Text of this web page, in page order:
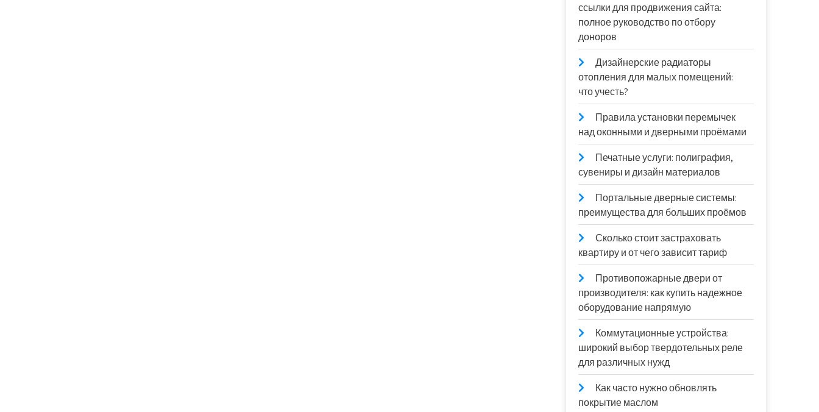
ссылки для продвижения сайта:
полное руководство по отбору
доноров
Дизайнерские радиаторы
отопления для малых помещений:
что учесть?
Правила установки перемычек
над оконными и дверными проёмами
Печатные услуги: полиграфия,
сувениры и дизайн материалов
Портальные дверные системы:
преимущества для больших проёмов
Сколько стоит застраховать
квартиру и от чего зависит тариф
Противопожарные двери от
производителя: как купить надежное
оборудование напрямую
Коммутационные устройства:
широкий выбор твердотельных реле
для различных нужд
Как часто нужно обновлять
покрытие маслом